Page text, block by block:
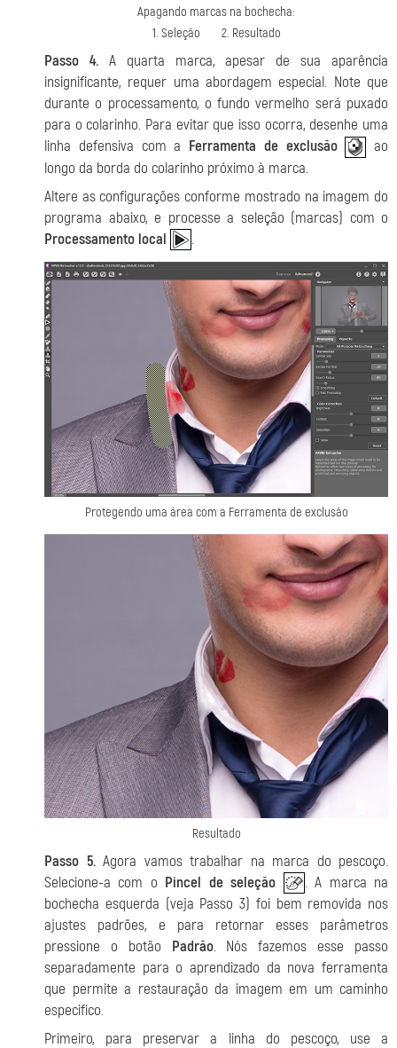
Apagando marcas na bochecha:
1. Seleção 2. Resultado
Passo 4.A quarta marca, apesar de sua aparência
insignificante, requer uma abordagem especial. Note que
durante o processamento, o fundo vermelho será puxado
para o colarinho. Para evitar que isso ocorra, desenhe uma
linha defensiva com a Ferramenta de exclusão
ao
longo da borda do colarinho próximo à marca.
Altere as configurações conforme mostrado na imagem do
programa abaixo, e processe a seleção (marcas) com o
Processamento local
.
Protegendo uma área com a Ferramenta de exclusão
Resultado
Passo 5.Agora vamos trabalhar na marca do pescoço.
Selecione-a com o Pincel de seleção
. A marca na
bochecha esquerda (veja Passo 3) foi bem removida nos
ajustes padrões, e para retornar esses parâmetros
pressione o botão Padrão. Nós fazemos esse passo
separadamente para o aprendizado da nova ferramenta
que permite a restauração da imagem em um caminho
especifico.
Primeiro, para preservar a linha do pescoço, use a